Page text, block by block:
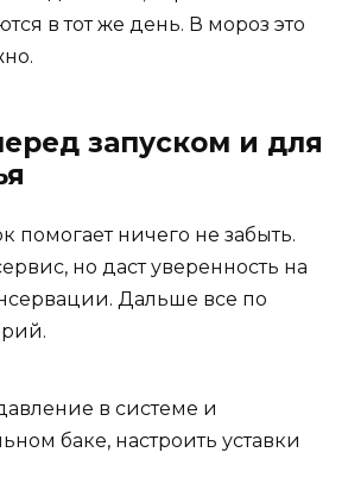
в тот же день. В мороз это
запуском и для
помогает ничего не забыть.
но даст уверенность на
Дальше все по
в системе и
баке, настроить уставки